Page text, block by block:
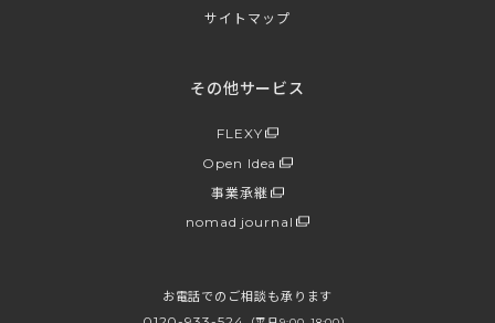
サイトマップ
その他サービス
FLEXY
Open Idea
事業承継
nomad journal
お電話でのご相談も承ります